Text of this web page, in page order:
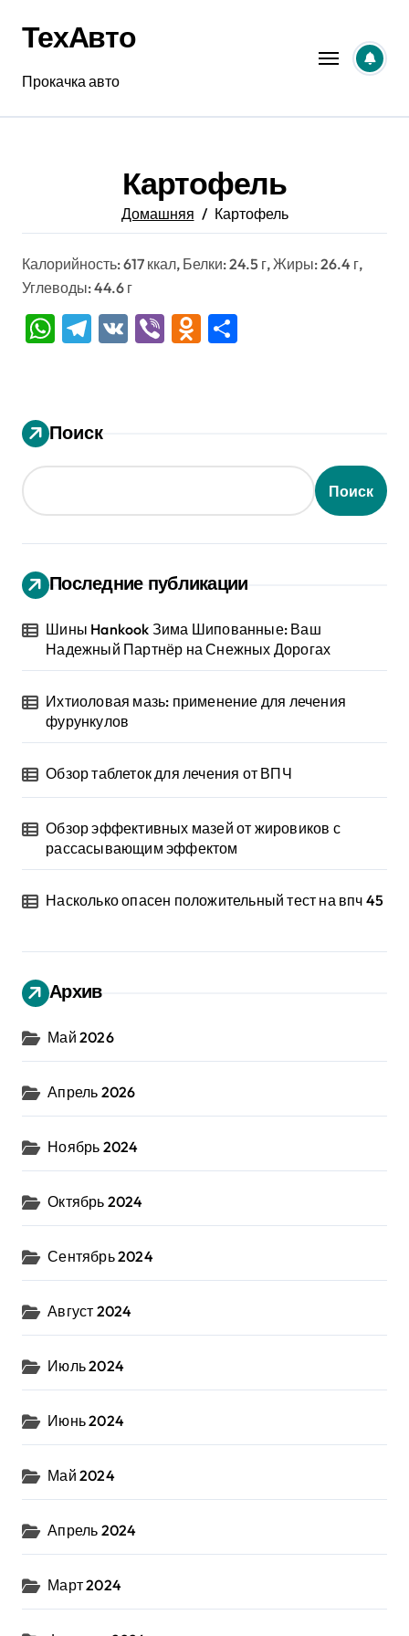
содержанию
ТехАвто
Прокачка авто
Картофель
Домашняя Картофель
Калорийность: 617 ккал, Белки: 24.5 г, Жиры: 26.4 г,
Углеводы: 44.6 г
WhatsApp
Telegram
VK ViberOdnoklassniki
Поиск
Поиск
Последние публикации
Шины Hankook Зима Шипованные: Ваш
Надежный Партнёр на Снежных Дорогах
Ихтиоловая мазь: применение для лечения
фурункулов
Обзор таблеток для лечения от ВПЧ
Обзор эффективных мазей от жировиков с
рассасывающим эффектом
Насколько опасен положительный тест на впч 45
Архив
Май 2026
Апрель 2026
Ноябрь 2024
Октябрь 2024
Сентябрь 2024
Август 2024
Июль 2024
Июнь 2024
Май 2024
Апрель 2024
Март 2024